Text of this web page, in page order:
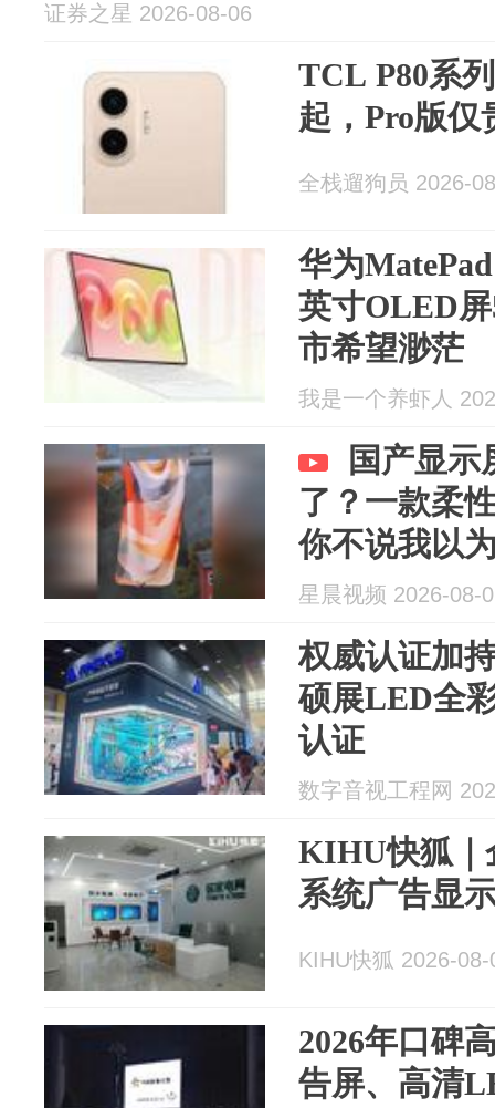
证券之星 2026-08-06
TCL P80系
起，Pro版仅
全栈遛狗员 2026-
华为
英寸OLED
市希望渺茫
我是一个养虾人
国产显示
了？一款柔
你不说我以
星晨视频 2026-08-
权威认证加
硕展LED全
认证
数字音视工程网
KIHU快狐｜
系统广告显
KIHU快狐 2026-08-
2026年口碑
告屏、高清